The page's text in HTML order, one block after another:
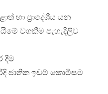
හා ප්‍රාදේශීය යන
වගකීම පැහැදිලිව
දීම
ජාතික ඉඩම් කොමිසම